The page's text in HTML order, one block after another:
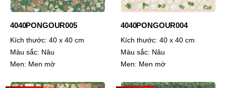
4040PONGOUR005
Kích thước: 40 x 40 cm
Màu sắc: Nâu
Men: Men mờ
4040PONGOUR004
Kích thước: 40 x 40 cm
Màu sắc: Nâu
Men: Men mờ